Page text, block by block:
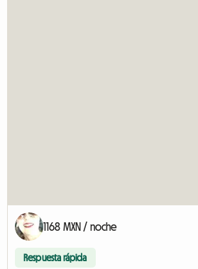
1168 MXN / noche
Respuesta rápida